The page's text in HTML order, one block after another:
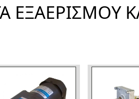
ΕΞΑΕΡΙΣΜΟΥ